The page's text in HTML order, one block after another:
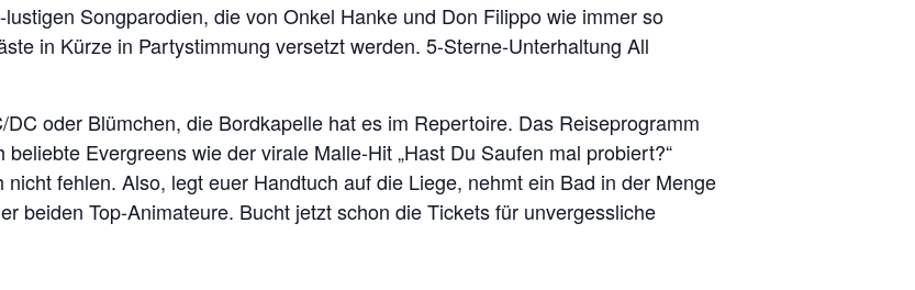
Songparodien, die von Onkel Hanke und Don Filippo wie immer so
in Kürze in Partystimmung versetzt werden. 5-Sterne-Unterhaltung All
oder Blümchen, die Bordkapelle hat es im Repertoire. Das Reiseprogramm
Evergreens wie der virale Malle-Hit „Hast Du Saufen mal probiert?“
fehlen. Also, legt euer Handtuch auf die Liege, nehmt ein Bad in der Menge
beiden Top-Animateure. Bucht jetzt schon die Tickets für unvergessliche